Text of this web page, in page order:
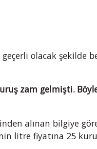
geçerli olacak şekilde
zam gelmişti.
alınan bilgiye
litre fiyatına 25